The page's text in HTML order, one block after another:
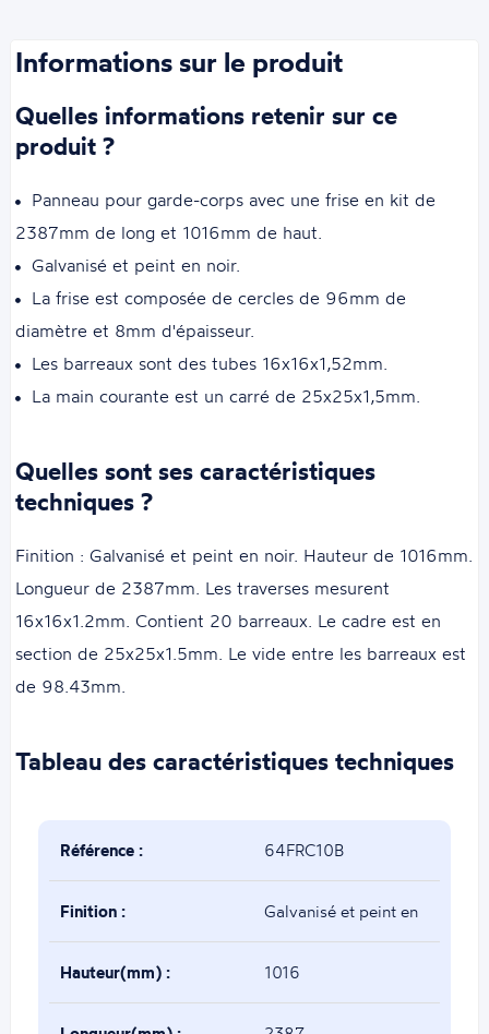
Informations sur le produit
Quelles informations retenir sur ce
produit ?
Panneau pour garde-corps avec une frise en kit de
2387mm de long et 1016mm de haut.
Galvanisé et peint en noir.
La frise est composée de cercles de 96mm de
diamètre et 8mm d'épaisseur.
Les barreaux sont des tubes 16x16x1,52mm.
La main courante est un carré de 25x25x1,5mm.
Quelles sont ses caractéristiques
techniques ?
Finition : Galvanisé et peint en noir. Hauteur de 1016mm.
Longueur de 2387mm. Les traverses mesurent
16x16x1.2mm. Contient 20 barreaux. Le cadre est en
section de 25x25x1.5mm. Le vide entre les barreaux est
de 98.43mm.
Tableau des caractéristiques techniques
Référence : 64FRC10B
Finition : Galvanisé et peint en
noir
Hauteur(mm) : 1016